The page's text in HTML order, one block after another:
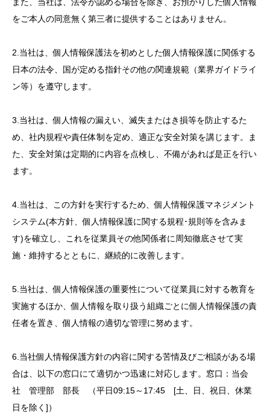
をご本人の同意無く第三者に提供することはありません。
2.当社は、個人情報保護法を初めとした個人情報保護に関係する
日本の法令、国が定める指針その他の関連規範（業界ガイドライ
ン等）を遵守します。
3.当社は、個人情報の漏えい、滅失またはき損等を防止するた
め、社内規程や責任体制を定め、適正な安全対策を講じます。ま
た、安全対策は定期的に内容を点検し、不備があれば是正を行い
ます。
4.当社は、この方針を実行するため、個人情報保護マネジメント
システム(本方針、個人情報保護に関する規程･規則等を含みま
す)を確立し、これを従業員その他関係者に周知徹底させて実
施・維持するとともに、継続的に改善します。
5.当社は、個人情報保護の重要性について従業員に対する教育を
実施するほか、個人情報を取り扱う組織ごとに個人情報保護の責
任者を置き、個人情報の適切な管理に努めます。
6.当社個人情報保護方針の内容に関する苦情及びご相談がある場
合は、以下の窓口にて適切かつ迅速に対応します。窓口：当会
社 管理部 部長 （平日09:15～17:45 [土、日、祝日、休業
日を除く]）